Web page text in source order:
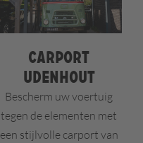
Carport
Udenhout
Bescherm uw voertuig
tegen de elementen met
een stijlvolle carport van